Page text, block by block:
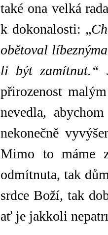
také ona velká
k dokonalosti: „
obětoval
li být zamítnut.“
přirozenost
nevedla,
nekonečně
Mimo to máme
odmítnuta, tak
srdce Boží, tak
ať je jakkoli